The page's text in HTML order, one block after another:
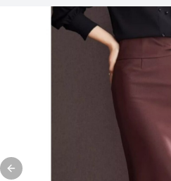
Previous slide